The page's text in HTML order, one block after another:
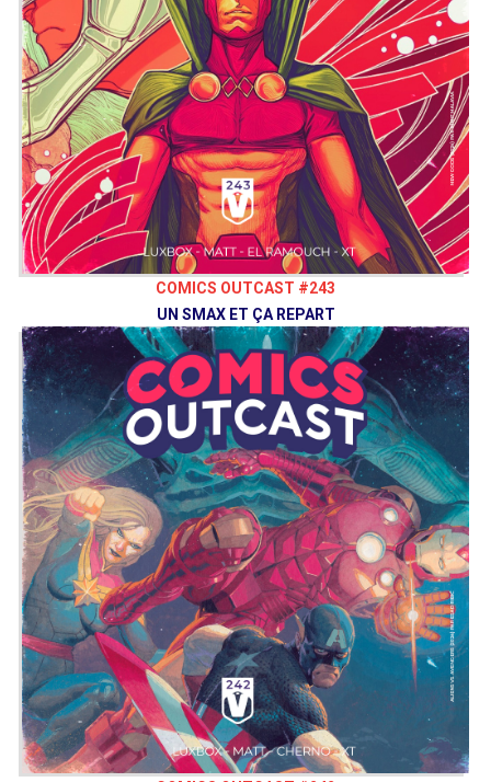
COMICS OUTCAST #243
UN SMAX ET ÇA REPART